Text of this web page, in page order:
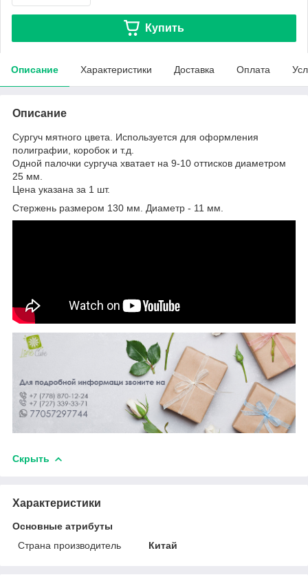
Купить
Описание Характеристики Доставка Оплата
Описание
Сургуч мятного цвета. Используется для оформления
полиграфии, коробок и т.д.
Одной палочки сургуча хватает на 9-10 оттисков диаметром
25 мм.
Цена указана за 1 шт.
Стержень размером 130 мм. Диаметр - 11 мм.
Скрыть
Характеристики
Основные атрибуты
Страна производитель
Китай